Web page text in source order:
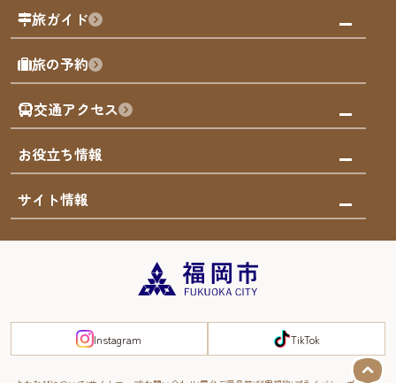
福岡を楽しむ
福岡のアート
福岡のナイトタイム
福岡の歴史・文化
サステナブルツーリズム
福岡検定
よかなび音声ガイド
FUKUOKA EAST&WEST COAST
観る・遊ぶ
屋台
買う
体験
泊まる
旅ガイド
モデルコース
AIおまかせコース
オリジナルプラン
みんなの旅行記
旅の予約
交通アクセス
市内交通ガイド
お得なチケット
お役立ち情報
お知らせ
災害情報
サイト情報
まち歩き・体験プログラム掲載申込
Instagram TikTok